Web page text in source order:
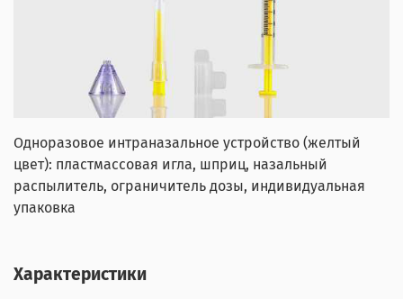
Одноразовое интраназальное устройство (желтый
цвет): пластмассовая игла, шприц, назальный
распылитель, ограничитель дозы, индивидуальная
упаковка
Характеристики